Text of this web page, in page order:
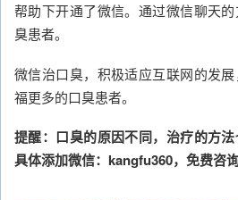
帮助下开通了微信。通过微信聊天
臭患者。
微信治口臭，积极适应互联网的发
福更多的口臭患者。
提醒：口臭的原因不同，治疗的方法
具体添加微信：kangfu360，免费咨